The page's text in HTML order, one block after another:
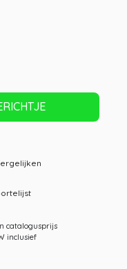
catalogusprijs
inclusief